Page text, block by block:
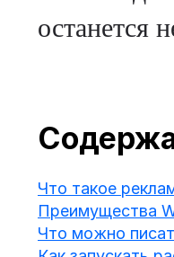
останется
Что такое
Преимущества
Что можно